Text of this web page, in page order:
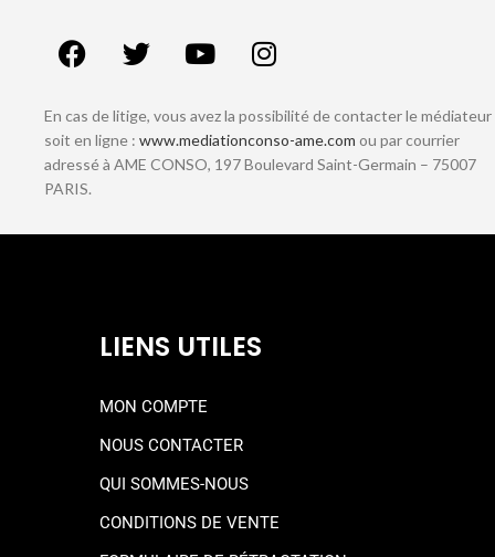
En cas de litige, vous avez la possibilité de contacter le médiateur
soit en ligne : www.mediationconso-ame.com ou par courrier
adressé à AME CONSO, 197 Boulevard Saint-Germain – 75007
PARIS.
LIENS UTILES
MON COMPTE
NOUS CONTACTER
QUI SOMMES-NOUS
CONDITIONS DE VENTE